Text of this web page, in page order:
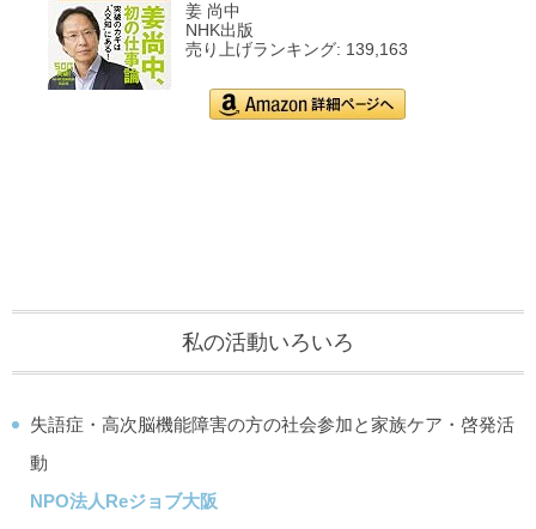
姜 尚中
NHK出版
売り上げランキング: 139,163
私の活動いろいろ
失語症・高次脳機能障害の方の社会参加と家族ケア・啓発活
動
NPO法人Reジョブ大阪